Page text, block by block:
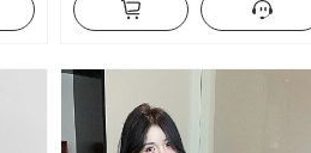
Gala